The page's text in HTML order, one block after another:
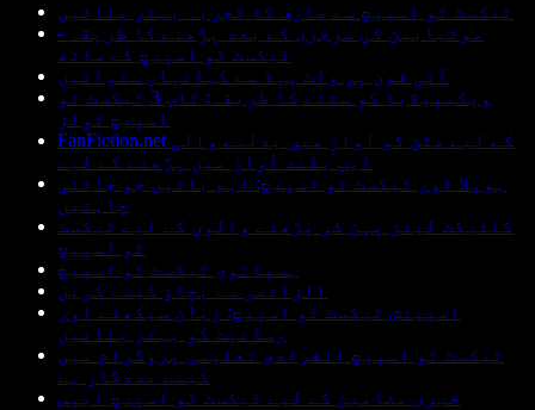
ٹیکسٹ ٹو اسپیچ سے صارف کا تجربہ بہتر بنائیں
موتیابین کی سرجری کے بعد پڑھنے کا طریقہ -
ٹیکسٹ ٹو اسپیچ کے ساتھ
آئی فون پر واٹ پیڈ سے کہانیاں سنوائیں
ویکیپیڈیا کو سننے کا طریقہ: ٹاپ 3 ٹیکسٹ ٹو
اسپیچ ٹولز
FanFiction.net کے لیے متن کو آواز میں بدلنے والی
ایپ بلند آواز میں پڑھنے کے لیے
ہوپلا اور ٹیکسٹ ٹو اسپیچ: اہم باتیں جو جاننی
چاہئیں
کنٹیکٹ لینز پہن کر پڑھنے والوں کے لیے ٹیکسٹ
ٹو اسپیچ
ہسپانوی ٹیکسٹ ٹو اسپیچ
الزائمر سے بچاؤ کیسے کریں
اسپینش ٹیکسٹ ٹو اسپیچ: زبان سیکھنے اور
رسائیت کو بہتر بنائیں
ٹیکسٹ ٹو اسپیچ انفرادی تعلیمی پروگرام میں
کیسے مددگار ہے
خبری مضامین کے لیے ٹیکسٹ ٹو اسپیچ ایپس